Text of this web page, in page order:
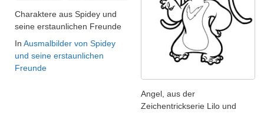
Charaktere aus Spidey und
seine erstaunlichen Freunde
In Ausmalbilder von Spidey
und seine erstaunlichen
Freunde
Angel, aus der
Zeichentrickserie Lilo und